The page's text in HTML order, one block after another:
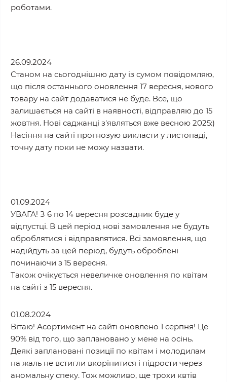
роботами.
26.09.2024
Станом на сьогоднішню дату із сумом повідомляю,
що після останнього оновлення 17 вересня, нового
товару на сайт додаватися не буде. Все, що
залишається на сайті в наявності, відправляю до 15
жовтня. Нові саджанці з'являться вже весною 2025:)
Насіння на сайті прогнозую викласти у листопаді,
точну дату поки не можу назвати.
01.09.2024
УВАГА! З 6 по 14 вересня розсадник буде у
відпустці. В цей період нові замовлення не будуть
оброблятися і відправлятися. Всі замовлення, що
надійдуть за цей період, будуть оброблені
починаючи з 15 вересня.
Також очікується невеличке оновлення по квітам
на сайті з 15 вересня.
01.08.2024
Вітаю! Асортимент на сайті оновлено 1 серпня! Це
90% від того, що заплановано у мене на осінь.
Деякі заплановані позиції по квітам і молодилам
на жаль не встигли вкорінитися і підрости через
аномальну спеку. Тож можливо, ще трохи квтів